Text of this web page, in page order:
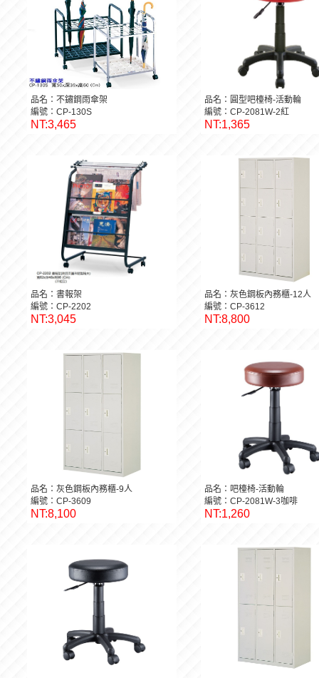
品名：不鏽鋼雨傘架
編號：CP-130S
NT:3,465
品名：圓型吧檯椅-活動輪
編號：CP-2081W-2紅
NT:1,365
品名：書報架
編號：CP-2202
NT:3,045
品名：灰色鋼板內務櫃-12人
編號：CP-3612
NT:8,800
品名：灰色鋼板內務櫃-9人
編號：CP-3609
NT:8,100
品名：吧檯椅-活動輪
編號：CP-2081W-3咖啡
NT:1,260